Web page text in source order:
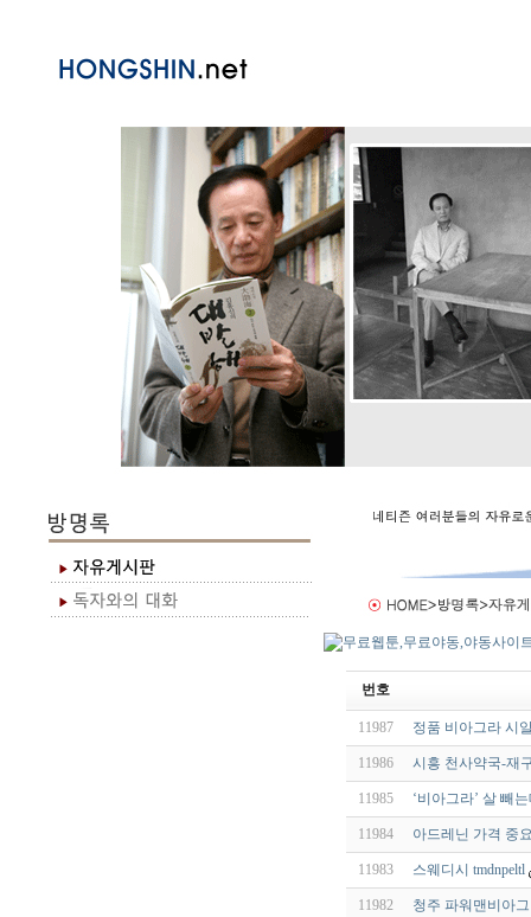
번호
11987 정품 비아그라 시
11986 시흥 천사약국-재
11985 ‘비아그라’ 살 빼
11984 아드레닌 가격 중
11983 스웨디시 tmdnpeltl
11982 청주 파워맨비아